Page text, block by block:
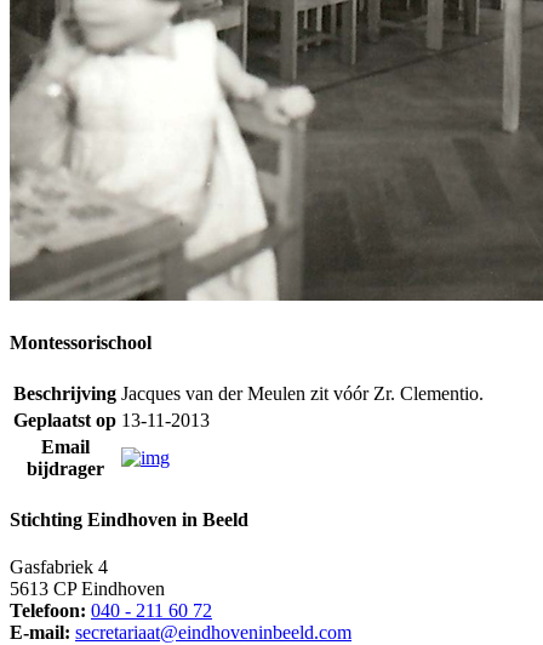
Montessorischool
Beschrijving Jacques van der Meulen zit vóór Zr. Clementio.
Geplaatst op 13-11-2013
Email
bijdrager
Stichting Eindhoven in Beeld
Gasfabriek 4
5613 CP Eindhoven
Telefoon: 040 - 211 60 72
E-mail: secretariaat@eindhoveninbeeld.com